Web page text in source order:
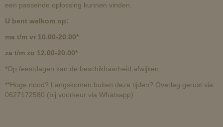
een passende oplossing kunnen vinden.
U bent welkom op:
ma t/m vr 10.00-20.00*
za t/m zo 12.00-20.00*
*Op feestdagen kan de beschikbaarheid afwijken.
**Hoge nood? Langskomen buiten deze tijden? Overleg gerust via
0627172580 (bij voorkeur via Whatsapp)